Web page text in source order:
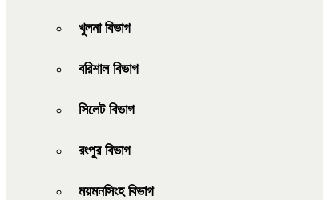
খুলনা বিভাগ
বরিশাল বিভাগ
সিলেট বিভাগ
রংপুর বিভাগ
ময়মনসিংহ বিভাগ